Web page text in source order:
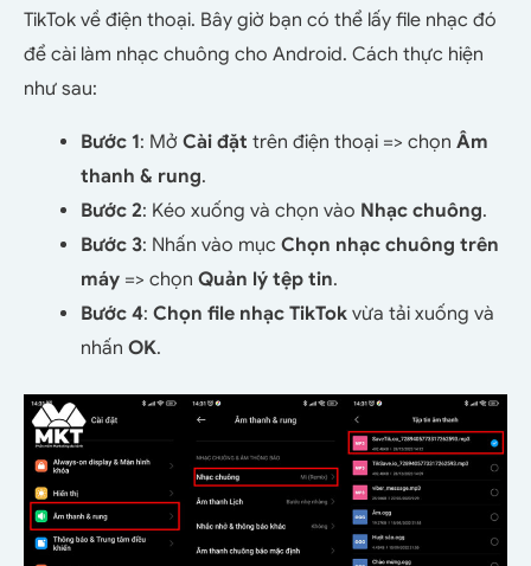
TikTok về điện thoại. Bây giờ bạn có thể lấy file nhạc đó
để cài làm nhạc chuông cho Android. Cách thực hiện
như sau:
Bước 1: Mở Cài đặt trên điện thoại => chọn Âm
thanh & rung.
Bước 2: Kéo xuống và chọn vào Nhạc chuông.
Bước 3: Nhấn vào mục Chọn nhạc chuông trên
máy => chọn Quản lý tệp tin.
Bước 4: Chọn file nhạc TikTok vừa tải xuống và
nhấn OK.